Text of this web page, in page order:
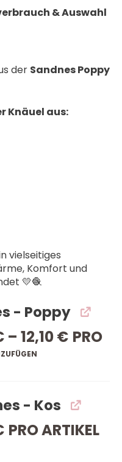
& Auswahl
der Sandnes Poppy
Knäuel aus:
vielseitiges
Komfort und
💛🧶
- Poppy
– 12,10€ PRO
- Kos
PRO ARTIKEL